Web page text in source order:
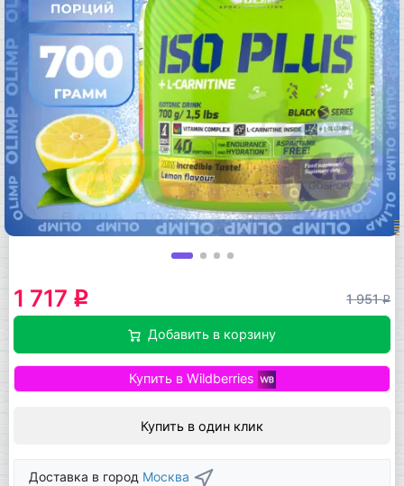
1 717 q 1 951q
Добавить в корзину
Купить в Wildberries
Купить в один клик
Доставка в город Москва